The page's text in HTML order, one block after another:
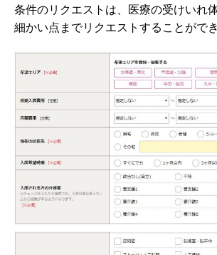
条件のリクエストは、医療の受けいれ
細かい点までリクエストすることができ